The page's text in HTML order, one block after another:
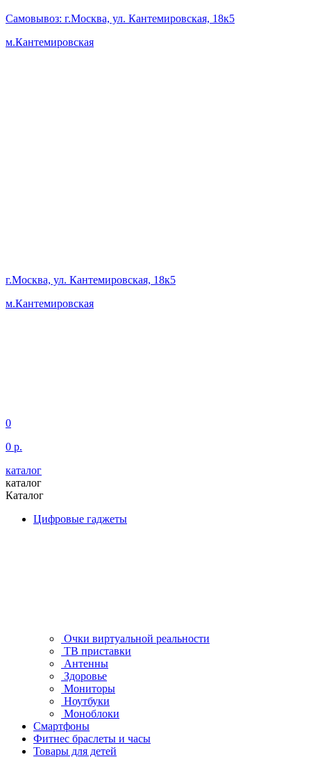
Самовывоз: г.Москва, ул. Кантемировская, 18к5
м.Кантемировская
г.Москва, ул. Кантемировская, 18к5
м.Кантемировская
0
0 р.
каталог
каталог
Каталог
Цифровые гаджеты
Очки виртуальной реальности
ТВ приставки
Антенны
Здоровье
Мониторы
Ноутбуки
Моноблоки
Смартфоны
Фитнес браслеты и часы
Товары для детей